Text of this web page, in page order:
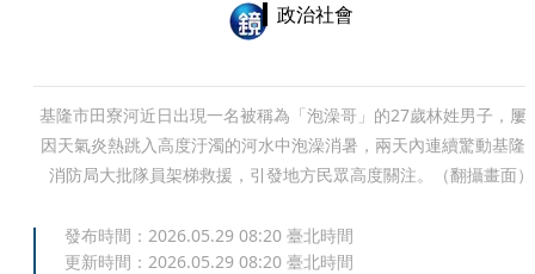
政治社會
基隆市田寮河近日出現一名被稱為「泡澡哥」的27歲林姓男子，屢
因天氣炎熱跳入高度汙濁的河水中泡澡消暑，兩天內連續驚動基隆
消防局大批隊員架梯救援，引發地方民眾高度關注。（翻攝畫面）
發布時間： 2026.05.29 08:20 臺北時間
更新時間： 2026.05.29 08:20 臺北時間